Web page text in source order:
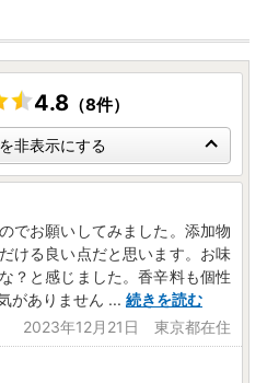
4.8 （8件）
非表示にする
でお願いしてみました。添加物
ける良い点だと思います。お味
？と感じました。香辛料も個性
がありません ... 続きを読む
2023年12月21日 東京都在住